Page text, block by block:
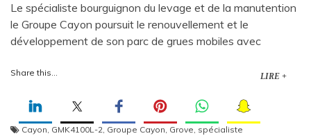
Le spécialiste bourguignon du levage et de la manutention
le Groupe Cayon poursuit le renouvellement et le
développement de son parc de grues mobiles avec
Share this... LIRE +
Cayon, GMK4100L-2, Groupe Cayon, Grove, spécialiste